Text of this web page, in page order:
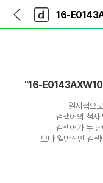
다
나
와
가
다
와
"16-
일시적으
검색어의 철자
검색어가 두
보다 일반적인 검